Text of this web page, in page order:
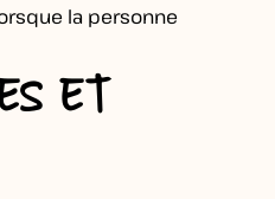
la personne
ET